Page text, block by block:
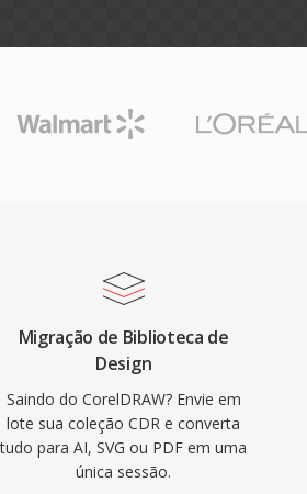
Migração de Biblioteca de
Design
Saindo do CorelDRAW? Envie em
lote sua coleção CDR e converta
tudo para AI, SVG ou PDF em uma
única sessão.